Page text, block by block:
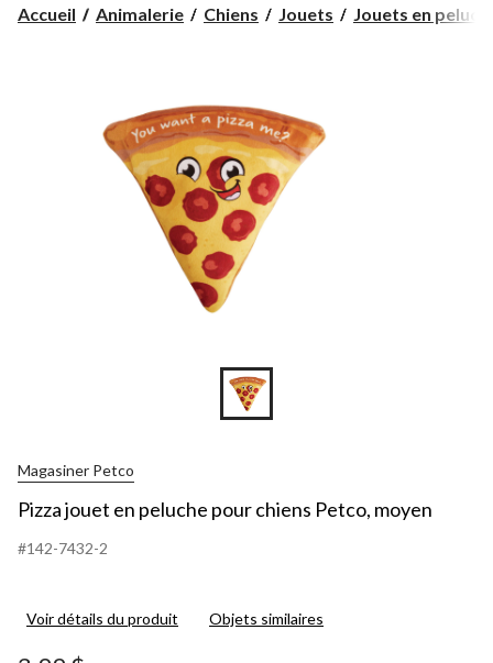
Accueil Animalerie Chiens Jouets Jouets en
Magasiner Petco
Pizza jouet en peluche pour chiens Petco, moyen
#142-7432-2
Voir détails du produit Objets similaires